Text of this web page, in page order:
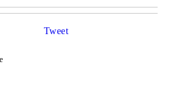
4 ПОЛЕТА
Tweet